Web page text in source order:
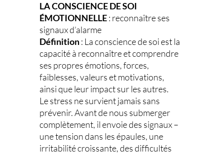
LA CONSCIENCE DE SOI
ÉMOTIONNELLE: reconnaître ses
signaux d’alarme
Définition: La conscience de soi est la
capacité à reconnaître et comprendre
ses propres émotions, forces,
faiblesses, valeurs et motivations,
ainsi que leur impact sur les autres.
Le stress ne survient jamais sans
prévenir. Avant de nous submerger
complètement, il envoie des signaux –
une tension dans les épaules, une
irritabilité croissante, des difficultés